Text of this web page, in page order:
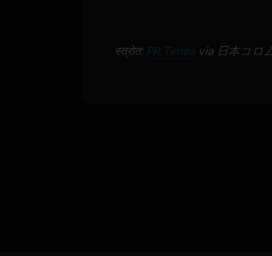
स्त्रोत: PR Times via 日本コロ